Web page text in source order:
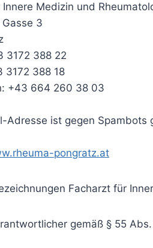
Innere Medizin und
3
3172 388 22
3172 388 18
+43 664 260 38 03
Adresse ist gegen
pongratz.at
Facharzt für
gemäß § 55